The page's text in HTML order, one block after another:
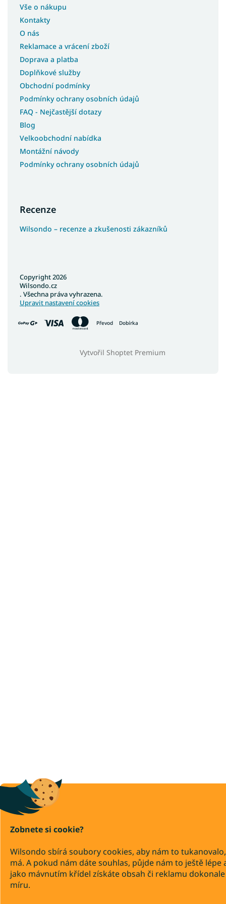
Zobnete si cookie?
Wilsondo sbírá soubory cookies, aby nám to
má. A pokud nám dáte souhlas, půjde nám to ještě lépe
jako mávnutím křídel získáte obsah či reklamu
míru.
Matrace 85x195
Matrace 90x185
Matrace 90x90
Matrace 95x200
Vše o nákupu
Kontakty
O nás
Reklamace a vrácení zboží
Doprava a platba
Doplňkové služby
Obchodní podmínky
Podmínky ochrany osobních údajů
FAQ - Nejčastější dotazy
Blog
Velkoobchodní nabídka
Montážní návody
Podmínky ochrany osobních údajů
Recenze
Wilsondo – recenze a zkušenosti zákazníků
Převod Dobírka
Vytvořil Shoptet Premium
Copyright 2026
Wilsondo.cz
. Všechna práva vyhrazena.
Upravit nastavení cookies